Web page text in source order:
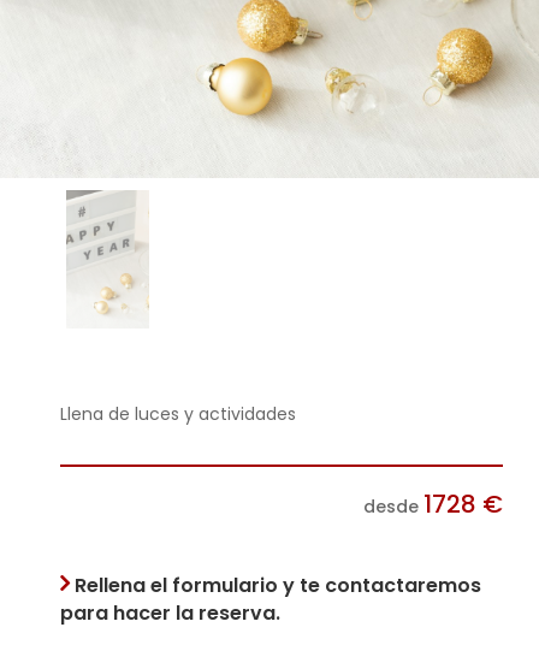
Llena de luces y actividades
desde 1728 €
Rellena el formulario y te contactaremos
para hacer la reserva.